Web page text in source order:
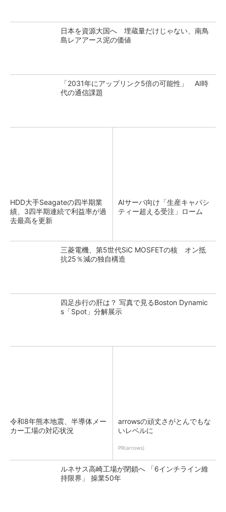
日本を資源大国へ 埋蔵量だけじゃない、南鳥
島レアアース泥の価値
「2031年にアップリンク5倍の可能性」 AI時
代の通信課題
HDD大手Seagateの四半期業
績、3四半期連続で利益率が過
去最高を更新
AIサーバ向け「生産キャパシ
ティー超える受注」ローム
三菱電機、第5世代SiC MOSFETの核 オン抵
抗25％減の独自構造
四足歩行の肝は？ 写真で見るBoston Dynamic
s「Spot」分解展示
令和8年熊本地震、半導体メー
カー工場の対応状況
arrowsの頑丈さがとんでもな
いレベルに
PR(arrows)
ルネサス高崎工場が閉鎖へ 「6インチライン維
持限界」 操業50年